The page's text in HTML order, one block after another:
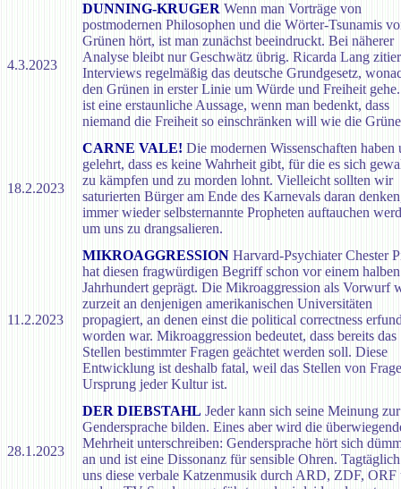
4.3.2023
DUNNING-KRUGER Wenn man Vorträge von
postmodernen Philosophen und die Wörter-Tsunamis
Grünen hört, ist man zunächst beeindruckt. Bei näherer
Analyse bleibt nur Geschwätz übrig. Ricarda Lang
Interviews regelmäßig das deutsche Grundgesetz,
den Grünen in erster Linie um Würde und Freiheit
ist eine erstaunliche Aussage, wenn man bedenkt, dass
niemand die Freiheit so einschränken will wie die
18.2.2023
CARNE VALE! Die modernen Wissenschaften haben
gelehrt, dass es keine Wahrheit gibt, für die es sich
zu kämpfen und zu morden lohnt. Vielleicht sollten wir
saturierten Bürger am Ende des Karnevals daran
immer wieder selbsternannte Propheten auftauchen
um uns zu drangsalieren.
11.2.2023
MIKROAGGRESSION Harvard-Psychiater Chester
hat diesen fragwürdigen Begriff schon vor einem halben
Jahrhundert geprägt. Die Mikroaggression als Vorwurf
zurzeit an denjenigen amerikanischen Universitäten
propagiert, an denen einst die political correctness
worden war. Mikroaggression bedeutet, dass bereits das
Stellen bestimmter Fragen geächtet werden soll. Diese
Entwicklung ist deshalb fatal, weil das Stellen von
Ursprung jeder Kultur ist.
28.1.2023
DER DIEBSTAHL Jeder kann sich seine Meinung zur
Gendersprache bilden. Eines aber wird die
Mehrheit unterschreiben: Gendersprache hört sich
an und ist eine Dissonanz für sensible Ohren.
uns diese verbale Katzenmusik durch ARD, ZDF, ORF